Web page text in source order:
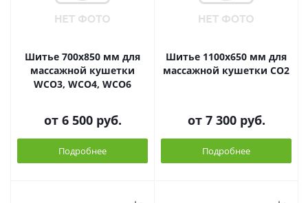
Шитье 700х850 мм для
массажной кушетки
WCO3, WCO4, WCO6
от 6 500 руб.
Подробнее
Шитье 1100х650 мм для
массажной кушетки CO2
от 7 300 руб.
Подробнее